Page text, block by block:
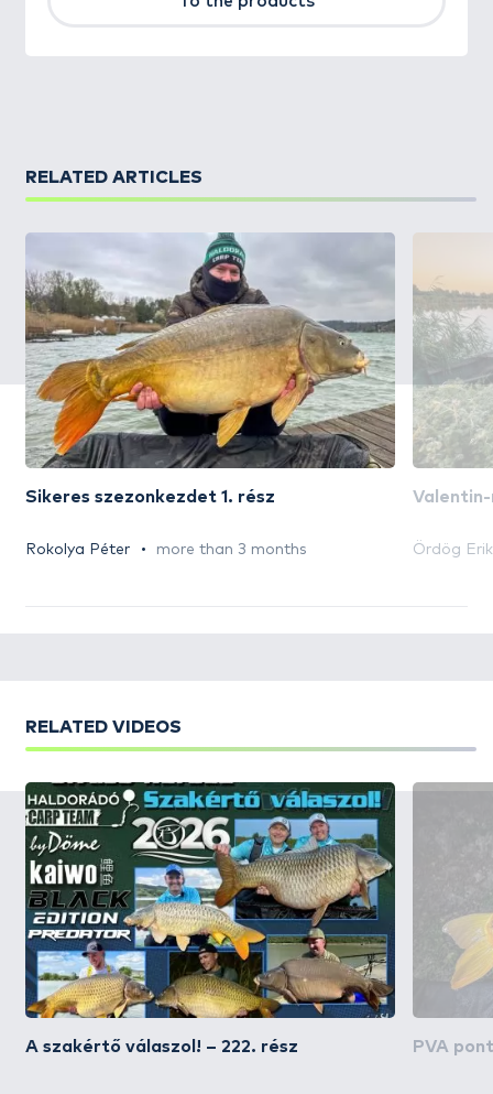
RELATED ARTICLES
Sikeres szezonkezdet 1. rész
Rokolya Péter more than 3 months Ördög Erik
RELATED VIDEOS
A szakértő válaszol! – 222. rész PVA